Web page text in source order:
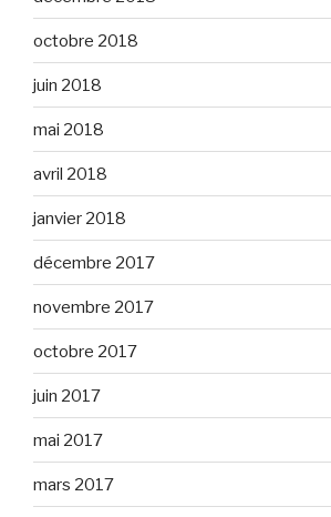
octobre 2018
juin 2018
mai 2018
avril 2018
janvier 2018
décembre 2017
novembre 2017
octobre 2017
juin 2017
mai 2017
mars 2017